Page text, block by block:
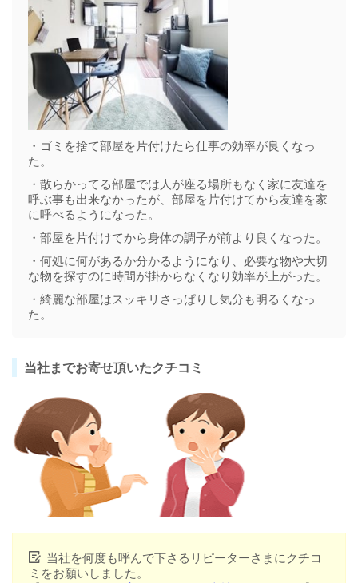
・ゴミを捨て部屋を片付けたら仕事の効率が良くなっ
た。
・散らかってる部屋では人が座る場所もなく家に友達を
呼ぶ事も出来なかったが、部屋を片付けてから友達を家
に呼べるようになった。
・部屋を片付けてから身体の調子が前より良くなった。
・何処に何があるか分かるようになり、必要な物や大切
な物を探すのに時間が掛からなくなり効率が上がった。
・綺麗な部屋はスッキリさっぱりし気分も明るくなっ
た。
当社までお寄せ頂いたクチコミ
当社を何度も呼んで下さるリピーターさまにクチコ
ミをお願いしました。